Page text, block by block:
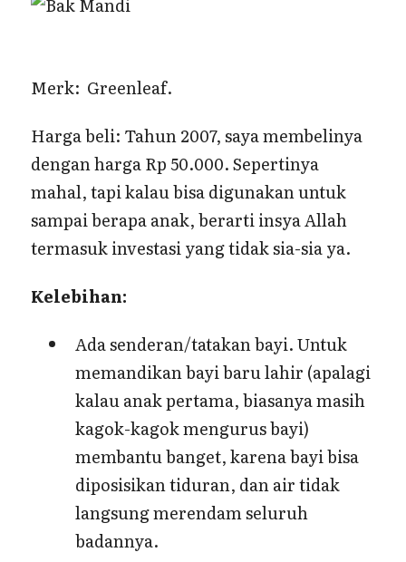
Merk: Greenleaf.
Harga beli: Tahun 2007, saya membelinya
dengan harga Rp 50.000. Sepertinya
mahal, tapi kalau bisa digunakan untuk
sampai berapa anak, berarti insya Allah
termasuk investasi yang tidak sia-sia ya.
Kelebihan:
Ada senderan/tatakan bayi. Untuk
memandikan bayi baru lahir (apalagi
kalau anak pertama, biasanya masih
kagok-kagok mengurus bayi)
membantu banget, karena bayi bisa
diposisikan tiduran, dan air tidak
langsung merendam seluruh
badannya.